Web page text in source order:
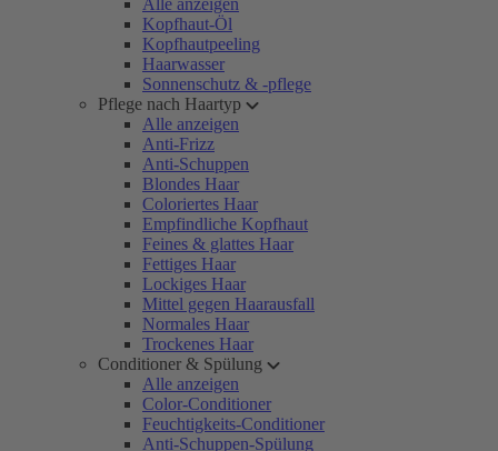
Alle anzeigen
Kopfhaut-Öl
Kopfhautpeeling
Haarwasser
Sonnenschutz & -pflege
Pflege nach Haartyp
Alle anzeigen
Anti-Frizz
Anti-Schuppen
Blondes Haar
Coloriertes Haar
Empfindliche Kopfhaut
Feines & glattes Haar
Fettiges Haar
Lockiges Haar
Mittel gegen Haarausfall
Normales Haar
Trockenes Haar
Conditioner & Spülung
Alle anzeigen
Color-Conditioner
Feuchtigkeits-Conditioner
Anti-Schuppen-Spülung